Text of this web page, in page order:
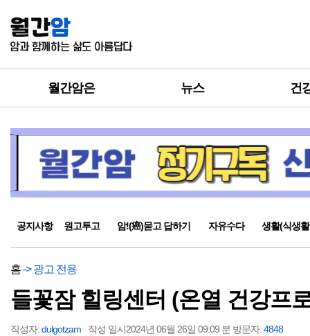
월간암은 뉴스 건
공지사항 원고투고 암!(癌)묻고 답하기 자유수다 생활(식생
홈-> 광고 전용
들꽃잠 힐링센터 (온열 건강프
작성자:dulgotzam 작성 일시2024년 06월 26일 09:09 분 방문자:4848